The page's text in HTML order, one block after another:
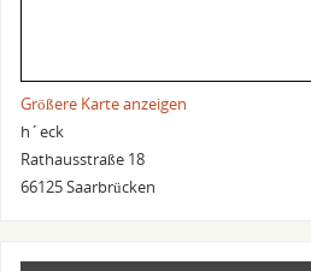
Größere Karte anzeigen
h´eck
Rathausstraße 18
66125 Saarbrücken